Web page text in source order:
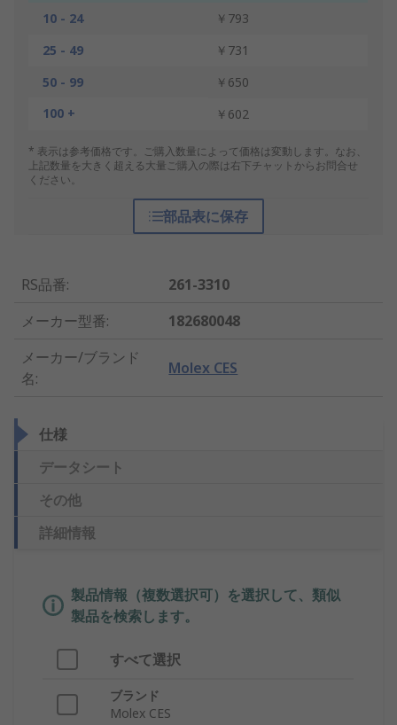
10 - 24
￥793
25 - 49
￥731
50 - 99
￥650
100 +
￥602
* 表示は参考価格です。ご購入数量によって価格は変動します。なお、
上記数量を大きく超える大量ご購入の際は右下チャットからお問合せ
ください。
部品表に保存
RS品番:
261-3310
メーカー型番:
182680048
メーカー/ブランド
名:
Molex CES
仕様
データシート
その他
詳細情報
製品情報（複数選択可）を選択して、類似
製品を検索します。
すべて選択
ブランド
Molex CES